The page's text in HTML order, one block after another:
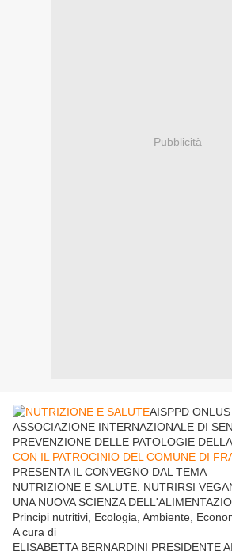
Pubblicità
AISPPD ONLUS
ASSOCIAZIONE INTERNAZIONALE DI
PREVENZIONE DELLE PATOLOGIE
CON IL PATROCINIO DEL COMUNE DI
PRESENTA IL CONVEGNO DAL TEMA
NUTRIZIONE E SALUTE. NUTRIRSI
UNA NUOVA SCIENZA
Principi nutritivi, Ecologia, Ambiente,
A cura di
ELISABETTA BERNARDINI PRESIDENTE